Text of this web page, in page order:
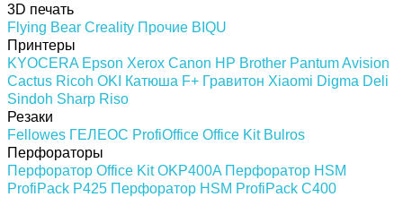
3D печать
Flying Bear Creality Прочие BIQU
Принтеры
KYOCERA Epson Xerox Canon HP Brother PantumAvision
Cactus Ricoh OKI Катюша F+ Гравитон Xiaomi Digma Deli
Sindoh Sharp Riso
Резаки
Fellowes ГЕЛЕОС ProfiOffice Office Kit Bulros
Перфораторы
Перфоратор Office Kit OKP400A Перфоратор HSM
ProfiPack P425 Перфоратор HSM ProfiPack C400